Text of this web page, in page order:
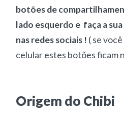
botões de
lado esquerdo e faça a
nas redes sociais ! ( se
celular estes botões ficam
Origem do Chibi